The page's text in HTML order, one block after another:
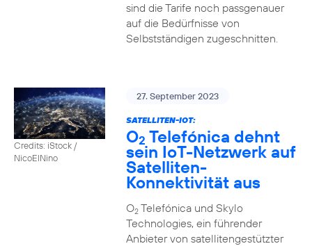
sind die Tarife noch passgenauer
auf die Bedürfnisse von
Selbstständigen zugeschnitten.
Credits: iStock /
NicoElNino
27. September 2023
SATELLITEN-IOT:
O2 Telefónica dehnt
sein IoT-Netzwerk auf
Satelliten-
Konnektivität aus
O2Telefónica und Skylo
Technologies, ein führender
Anbieter von satellitengestützter